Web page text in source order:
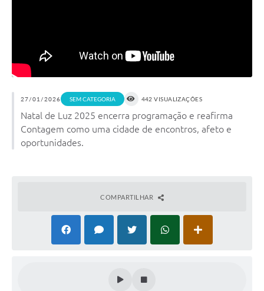
27/01/2026 SEM CATEGORIA 442 VISUALIZAÇÕES
Natal de Luz 2025 encerra programação e reafirma
Contagem como uma cidade de encontros, afeto e
oportunidades.
COMPARTILHAR